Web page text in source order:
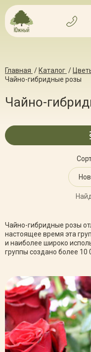
Главная / Каталог /
Чайно-гибридные розы
Чайно-
Чайно-гибридные розы
настоящее время эта
и наиболее широко
группы создано более 10